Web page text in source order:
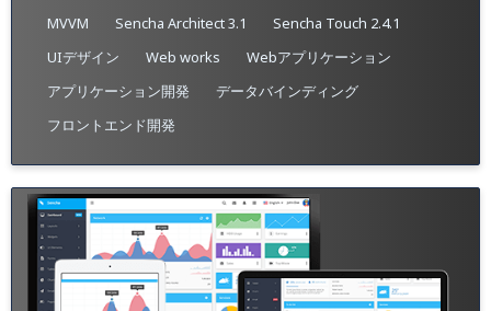
MVVM
Sencha Architect 3.1
Sencha Touch 2.4.1
UIデザイン
Web works
Webアプリケーション
アプリケーション開発
データバインディング
フロントエンド開発